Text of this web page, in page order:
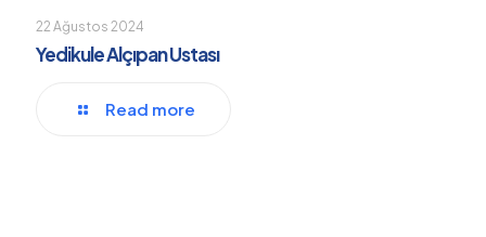
22 Ağustos 2024
Yedikule Alçıpan Ustası
Read more